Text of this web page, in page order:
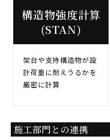
構造物強度計算
(STAN)
架台や支持構造物が設
計荷重に耐えうるかを
厳密に計算
施工部門との連携